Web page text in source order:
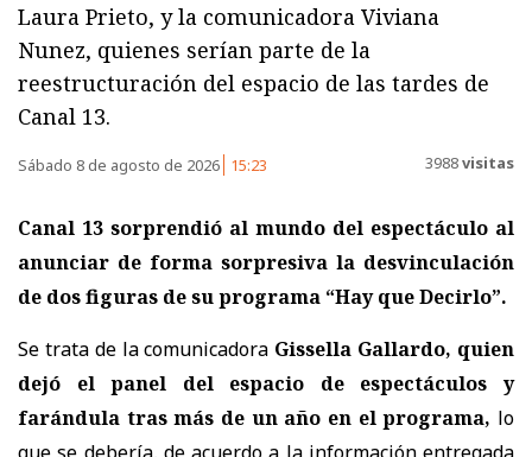
Laura Prieto, y la comunicadora Viviana
Nunez, quienes serían parte de la
reestructuración del espacio de las tardes de
Canal 13.
Sábado 8 de agosto de 2026 15:23 3988visitas
Canal 13 sorprendió al mundo del espectáculo al
anunciar de forma sorpresiva la desvinculación
de dos figuras de su programa “Hay que Decirlo”.
Se trata de la comunicadora Gissella Gallardo, quien
dejó el panel del espacio de espectáculos y
farándula tras más de un año en el programa, lo